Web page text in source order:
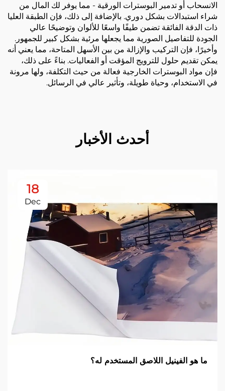
الانسحاب أو تدمير البوسترات الورقية - مما يوفر لك المال من
شراء استبدالات بشكل دوري. بالإضافة إلى ذلك، فإن الطبقة العليا
ذات الدقة الفائقة تضمن طيفًا واسعًا للألوان وتوضيحًا عالي
الجودة للتفاصيل الصورية مما يجعلها مرئية بشكل كبير للجمهور.
وأخيرًا، فإن التركيب والإزالة من بين الأسهل المتاحة، مما يعني أنه
يمكن تقديم حلول للترويج المؤقت أو الفعاليات. بناءً على ذلك،
فإن مواد البوسترات الخارجية فعالة من حيث التكلفة، ولها مرونة
في الاستخدام، وحياة طويلة، وتأثير عالي في الرسائل.
أحدث الأخبار
18
Dec
ما هو الفينيل اللاصق المستخدم له؟